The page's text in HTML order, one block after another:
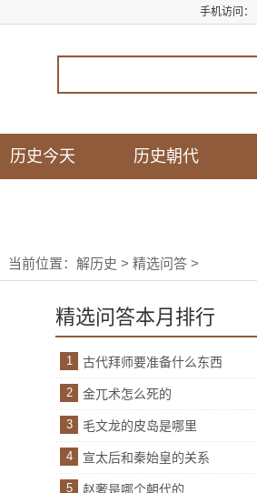
手机访问：
历史今天 历史朝代
当前位置： 解历史 > 精选问答 >
精选问答本月排行
1 古代拜师要准备什么东西
2 金兀术怎么死的
3 毛文龙的皮岛是哪里
4 宣太后和秦始皇的关系
5 赵奢是哪个朝代的